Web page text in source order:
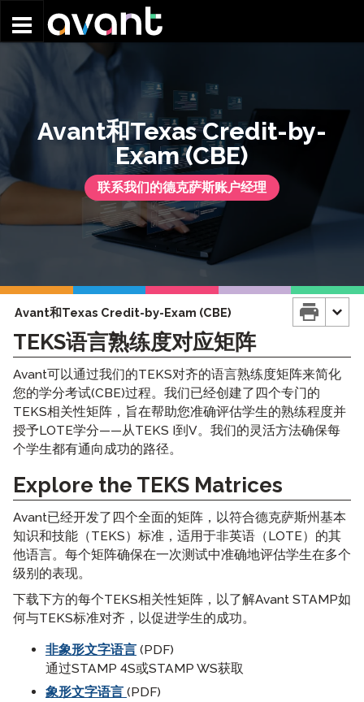
Avant和Texas Credit-by-
Exam (CBE)
联系我们的德克萨斯账户经理
Avant和Texas Credit-by-Exam (CBE)
TEKS语言熟练度对应矩阵
Avant可以通过我们的TEKS对齐的语言熟练度矩阵来简化
您的学分考试(CBE)过程。我们已经创建了四个专门的
TEKS相关性矩阵，旨在帮助您准确评估学生的熟练程度并
授予LOTE学分——从TEKS I到V。我们的灵活方法确保每
个学生都有通向成功的路径。
Explore the TEKS Matrices
Avant已经开发了四个全面的矩阵，以符合德克萨斯州基本
知识和技能（TEKS）标准，适用于非英语（LOTE）的其
他语言。每个矩阵确保在一次测试中准确地评估学生在多个
级别的表现。
下载下方的每个TEKS相关性矩阵，以了解Avant STAMP如
何与TEKS标准对齐，以促进学生的成功。
非象形文字语言 (PDF)
通过STAMP 4S或STAMP WS获取
象形文字语言 (PDF)